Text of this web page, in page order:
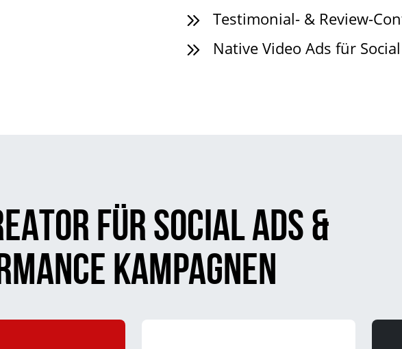
Testimonial- & Review-
Native Video Ads für
FÜR SOCIAL ADS &
KAMPAGNEN